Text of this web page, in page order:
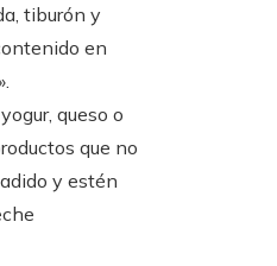
tiburón y
en
queso o
que no
y estén